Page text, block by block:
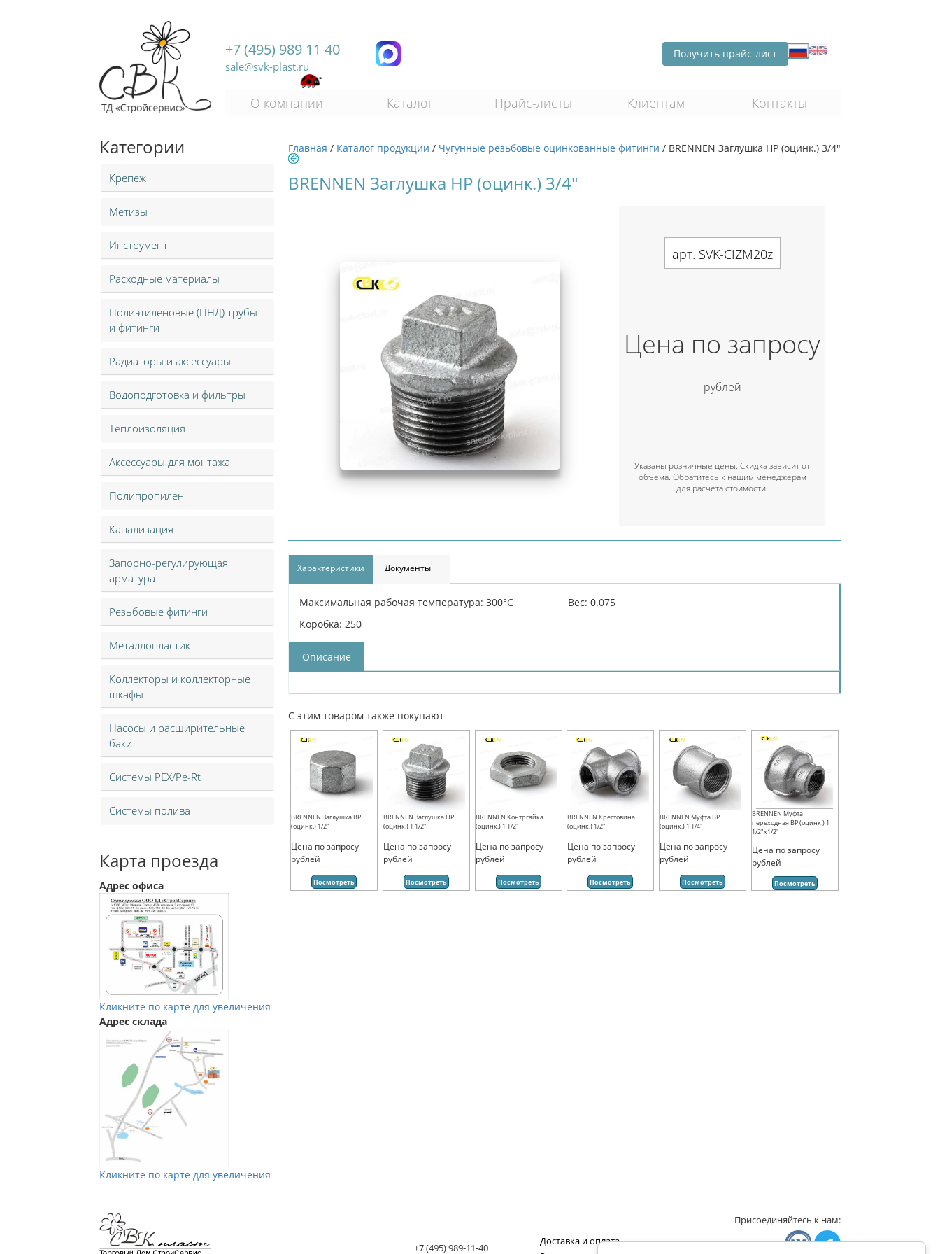
+7 (495) 989 11 40
sale@svk-plast.ru
Получить прайс-лист
О компании Каталог Прайс-листы Клиентам Контакты
Главная / Каталог продукции / Чугунные резьбовые оцинкованные фитинги / BRENNEN Заглушка НР (оцинк.) 3/4"
Категории
Крепеж
Метизы
Инструмент
Расходные материалы
Полиэтиленовые (ПНД) трубы
и фитинги
Радиаторы и аксессуары
Водоподготовка и фильтры
Теплоизоляция
Аксессуары для монтажа
Полипропилен
Канализация
Запорно-регулирующая
арматура
Резьбовые фитинги
Металлопластик
Коллекторы и коллекторные
шкафы
Насосы и расширительные
баки
Системы PEX/Pe-Rt
Системы полива
Карта проезда
Адрес офиса
Кликните по карте для увеличения
Адрес склада
Кликните по карте для увеличения
BRENNEN Заглушка НР (оцинк.) 3/4"
арт. SVK-CIZM20z
Цена по запросу
рублей
Указаны розничные цены. Скидка зависит от
объема. Обратитесь к нашим менеджерам
для расчета стоимости.
Характеристики Документы
Максимальная рабочая температура: 300°С
Коробка: 250
Вес: 0.075
Описание
С этим товаром также покупают
BRENNEN Заглушка ВР
(оцинк.) 1/2"
Цена по запросу
рублей
Посмотреть
BRENNEN Заглушка НР
(оцинк.) 1 1/2"
Цена по запросу
рублей
Посмотреть
BRENNEN Контргайка
(оцинк.) 1 1/2"
Цена по запросу
рублей
Посмотреть
BRENNEN Крестовина
(оцинк.) 1/2"
Цена по запросу
рублей
Посмотреть
BRENNEN Муфта ВР
(оцинк.) 1 1/4"
Цена по запросу
рублей
Посмотреть
BRENNEN Муфта
переходная ВР (оцинк.) 1
1/2"х1/2"
Цена по запросу
рублей
Посмотреть
+7 (495) 989-11-40
Доставка и оплата
Присоединяйтесь к нам:
Мы в Vkontakte
Мы в Телеграм